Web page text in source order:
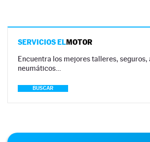
SERVICIOS ELMOTOR
Encuentra los mejores talleres, seguros,
neumáticos…
BUSCAR